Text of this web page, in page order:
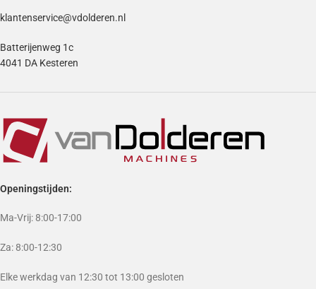
klantenservice@vdolderen.nl
Batterijenweg 1c
4041 DA Kesteren
Openingstijden:
Ma-Vrij: 8:00-17:00
Za: 8:00-12:30
Elke werkdag van 12:30 tot 13:00 gesloten